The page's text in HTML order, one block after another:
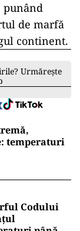
punând
de marfă
continent.
Urmărește
temperaturi
Codului